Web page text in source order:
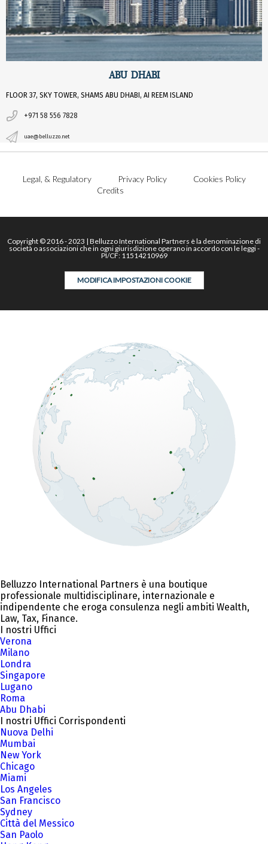
ABU DHABI
FLOOR 37, SKY TOWER, SHAMS ABU DHABI, AI REEM ISLAND
+971 58 556 7828
uae@belluzzo.net
Legal, & Regulatory Privacy Policy
Cookies Policy
Credits
Copyright © 2016 - 2023 | Belluzzo International Partners è la denominazione di
società o associazioni che in ogni giurisdizione operano in accordo con le leggi -
PI/CF: 11514210969
MODIFICA IMPOSTAZIONI COOKIE
Belluzzo International Partners è una boutique
professionale multidisciplinare, internazionale e
indipendente che eroga consulenza negli ambiti Wealth,
Law, Tax, Finance.
I nostri Uffici
Verona
Milano
Londra
Singapore
Lugano
Roma
Abu Dhabi
I nostri Uffici Corrispondenti
Nuova Delhi
Mumbai
New York
Chicago
Miami
Los Angeles
San Francisco
Sydney
Città del Messico
San Paolo